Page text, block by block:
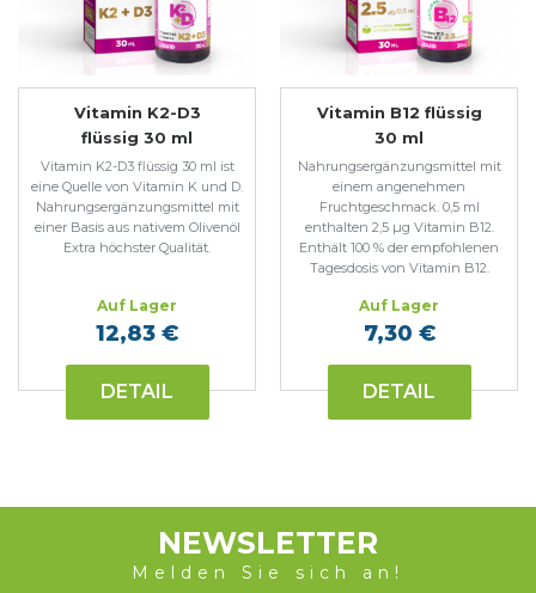
Vitamin K2-D3
flüssig 30 ml
Vitamin K2-D3 flüssig 30 ml ist
eine Quelle von Vitamin K und D.
Nahrungsergänzungsmittel mit
einer Basis aus nativem Olivenöl
Extra höchster Qualität.
Auf Lager
12,83 €
DETAIL
Vitamin B12 flüssig
30 ml
Nahrungsergänzungsmittel mit
einem angenehmen
Fruchtgeschmack. 0,5 ml
enthalten 2,5 µg Vitamin B12.
Enthält 100 % der empfohlenen
Tagesdosis von Vitamin B12.
Auf Lager
7,30 €
DETAIL
NEWSLETTER
Melden Sie sich an!